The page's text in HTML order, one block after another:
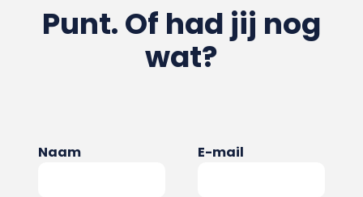
Punt. Of had jij nog
wat?
Naam E-mail